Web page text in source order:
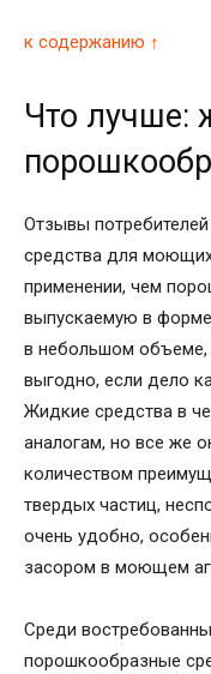
к содержанию ↑
Что лучше:
Отзывы
средства для
применении, чем
выпускаемую в
в небольшом объеме,
выгодно, если дело
Жидкие средства в
аналогам, но все же
количеством
твердых частиц,
очень удобно,
засором в моющем
Среди
порошкообразные